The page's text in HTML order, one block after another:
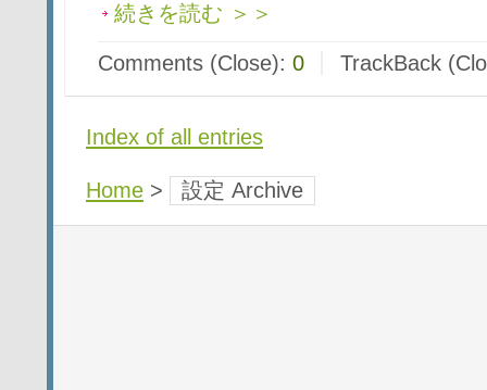
続きを読む ＞＞
Comments (Close): 0 TrackBack
Index of all entries
Home > 設定 Archive